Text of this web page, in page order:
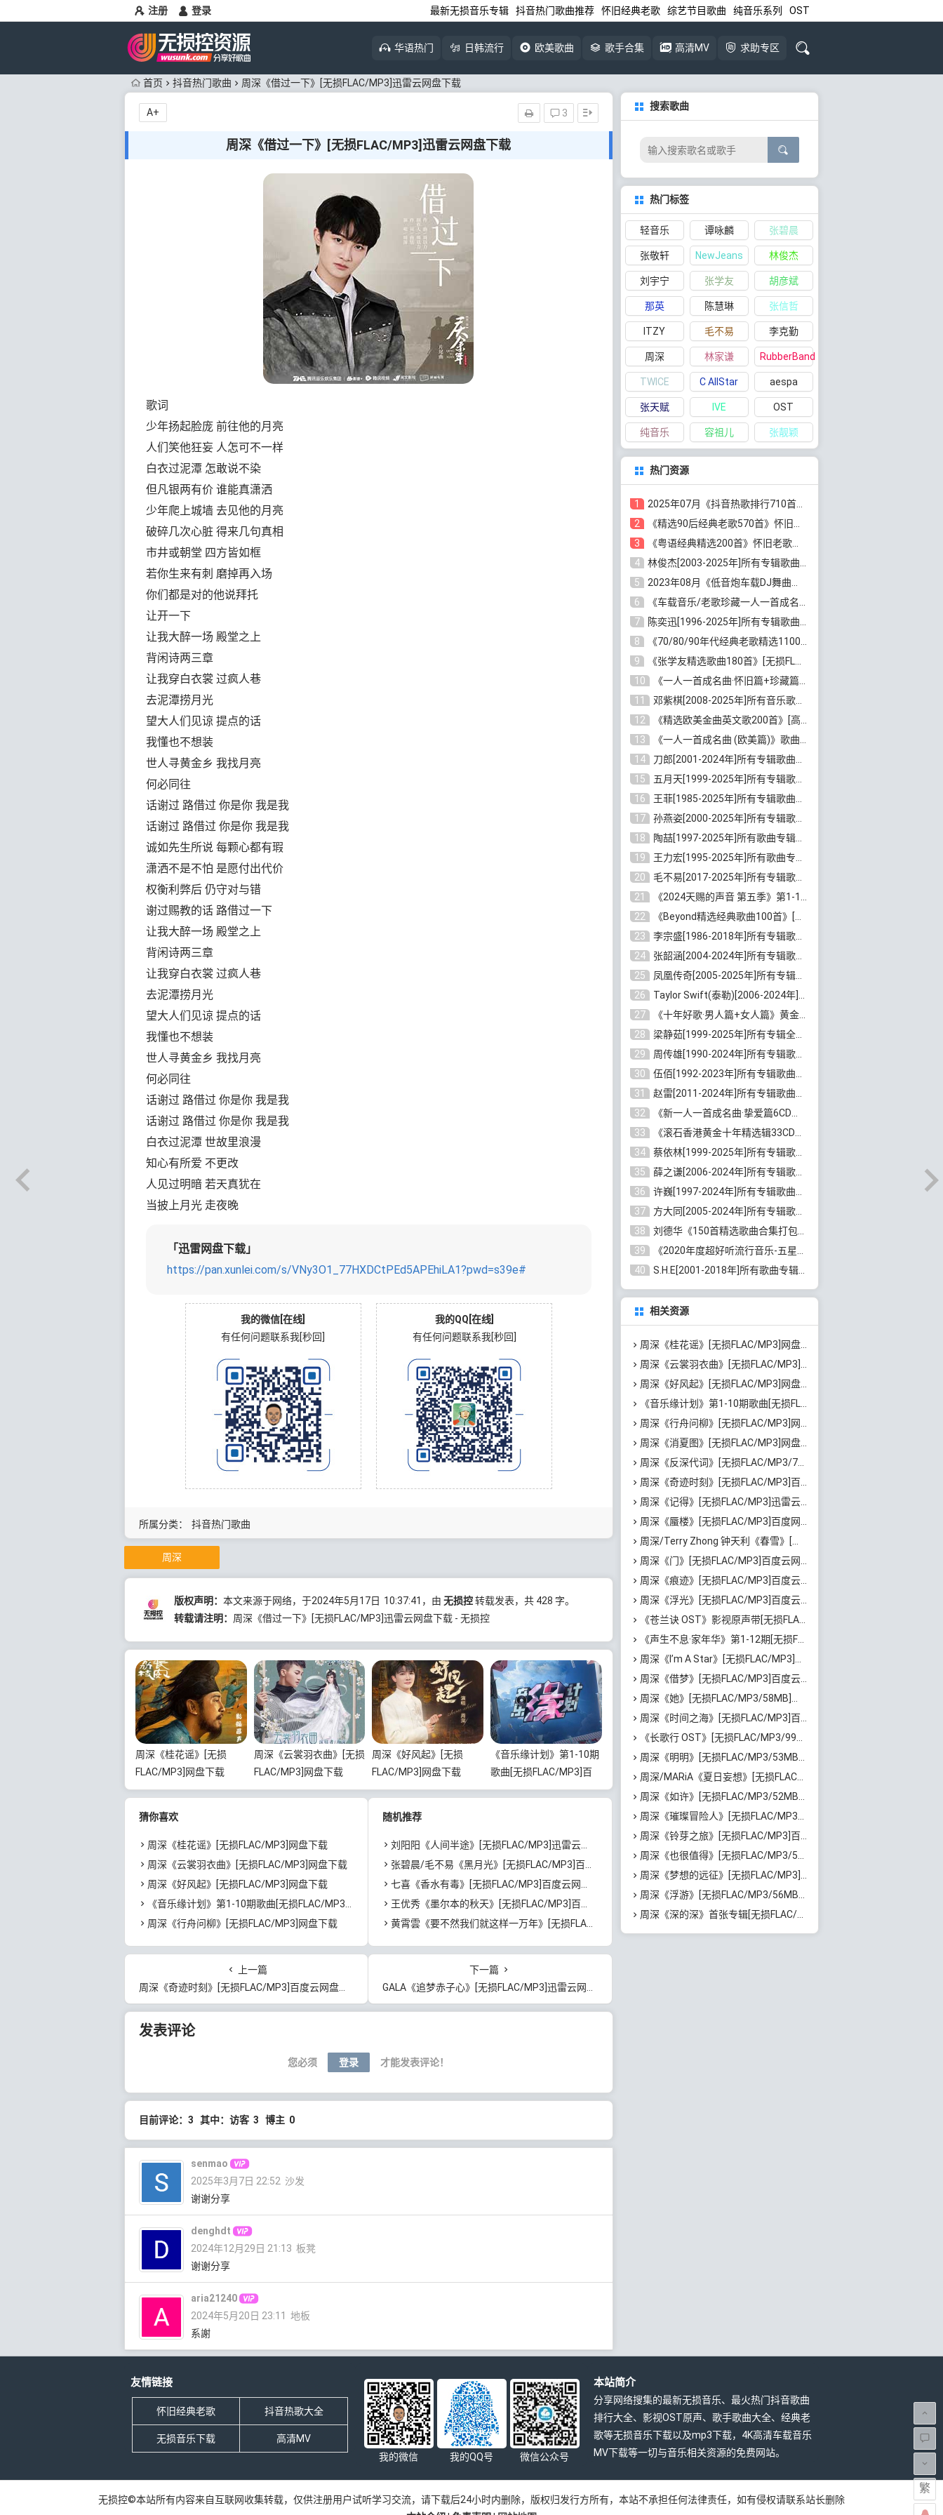
注册 登录 最新无损音乐专辑 抖音热门歌曲推荐 怀旧经典老歌 综艺节目歌曲 纯音乐系列 OST
华语热门 日韩流行 欧美歌曲 歌手合集 高清MV 求助专区
首页 抖音热门歌曲 周深《借过一下》[无损FLAC/MP3]迅雷云网盘下载
周深《借过一下》[无损FLAC/MP3]迅雷云网盘下载
3
A+
所属分类： 抖音热门歌曲
歌词
少年扬起脸庞 前往他的月亮
人们笑他狂妄 人怎可不一样
白衣过泥潭 怎敢说不染
但凡银两有价 谁能真潇洒
少年爬上城墙 去见他的月亮
破碎几次心脏 得来几句真相
市井或朝堂 四方皆如框
若你生来有刺 磨掉再入场
你们都是对的他说拜托
让开一下
让我大醉一场 殿堂之上
背闲诗两三章
让我穿白衣裳 过疯人巷
去泥潭捞月光
望大人们见谅 提点的话
我懂也不想装
世人寻黄金乡 我找月亮
何必同往
话谢过 路借过 你是你 我是我
话谢过 路借过 你是你 我是我
诚如先生所说 每颗心都有瑕
潇洒不是不怕 是愿付出代价
权衡利弊后 仍守对与错
谢过赐教的话 路借过一下
让我大醉一场 殿堂之上
背闲诗两三章
让我穿白衣裳 过疯人巷
去泥潭捞月光
望大人们见谅 提点的话
我懂也不想装
世人寻黄金乡 我找月亮
何必同往
话谢过 路借过 你是你 我是我
话谢过 路借过 你是你 我是我
白衣过泥潭 世故里浪漫
知心有所爱 不更改
人见过明暗 若天真犹在
当披上月光 走夜晚
「迅雷网盘下载」
https://pan.xunlei.com/s/VNy3O1_77HXDCtPEd5APEhiLA1?pwd=s39e#
我的微信[在线]
有任何问题联系我[秒回]
我的QQ[在线]
有任何问题联系我[秒回]
周深
版权声明： 本文来源于网络，于2024年5月17日 10:37:41 ，由 无损控转载发表，共 428 字。
转载请注明： 周深《借过一下》[无损FLAC/MP3]迅雷云网盘下载 - 无损控
周深《桂花谣》[无损
FLAC/MP3]网盘下载
周深《云裳羽衣曲》[无损
FLAC/MP3]网盘下载
周深《好风起》[无损
FLAC/MP3]网盘下载
《音乐缘计划》第1-10期
歌曲[无损FLAC/MP3]百
度云网盘下载
猜你喜欢
周深《桂花谣》[无损FLAC/MP3]网盘下载
周深《云裳羽衣曲》[无损FLAC/MP3]网盘下载
周深《好风起》[无损FLAC/MP3]网盘下载
《音乐缘计划》第1-10期歌曲[无损FLAC/MP3]百度云网盘下载
周深《行舟问柳》[无损FLAC/MP3]网盘下载
随机推荐
刘阳阳《人间半途》[无损FLAC/MP3]迅雷云网盘下载
张碧晨/毛不易《黑月光》[无损FLAC/MP3]百度云网盘下载
七喜《香水有毒》[无损FLAC/MP3]百度云网盘下载
王优秀《墨尔本的秋天》[无损FLAC/MP3]百度云网盘下载
黄霄雲《要不然我们就这样一万年》[无损FLAC/MP3]百度云网盘下载
上一篇
周深《奇迹时刻》[无损FLAC/MP3]百度云网盘下载
下一篇
GALA《追梦赤子心》[无损FLAC/MP3]迅雷云网盘下载
发表评论
您必须 登录 才能发表评论！
目前评论：3 其中：访客 3 博主 0
senmao
2025年3月7日 22:52 沙发
谢谢分享
denghdt
2024年12月29日 21:13 板凳
谢谢分享
aria21240
2024年5月20日 23:11
地板
系謝
搜索歌曲
热门标签
轻音乐 谭咏麟 张碧晨
张敬轩 NewJeans 林俊杰
刘宇宁 张学友 胡彦斌
那英 陈慧琳 张信哲
ITZY 毛不易 李克勤
周深 林家谦 RubberBand
TWICE C AllStar aespa
张天赋 IVE OST
纯音乐 容祖儿 张靓颖
热门资源
1
2025年07月《抖音热歌排行710首》最火热门歌曲整理[高品质MP3/320K/5.35GB]百度云网盘下载
2
《精选90后经典老歌570首》怀旧歌曲合集[高品质MP3/320K/5.44GB]百度云网盘下载
3
《粤语经典精选200首》怀旧老歌大全[无损FLAC/MP3/6.77GB]百度云网盘下载
4
林俊杰[2003-2025年]所有专辑歌曲全集[无损FLAC/MP3/13.05GB]百度云网盘下载
5
2023年08月《低音炮车载DJ舞曲排行360首》劲爆歌曲合集[高品质MP3/320K/2.86GB]百度云网盘下载
6
《车载音乐/老歌珍藏一人一首成名曲12CD》[无损WAV分轨+MP3/6.79GB]百度云网盘下载
7
陈奕迅[1996-2025年]所有专辑歌曲合集[无损FLAC/MP3/48.18GB]百度云网盘下载
8
《70/80/90年代经典老歌精选1100首》[高品质MP3/320K/10GB]百度云网盘下载
9
《张学友精选歌曲180首》[无损FLAC/MP3/6.26GB]百度云网盘下载
10
《一人一首成名曲·怀旧篇+珍藏篇4CD》[无损WAV/DTS+高品质MP3/6.88GB]百度云网盘下载
11
邓紫棋[2008-2025年]所有音乐歌曲合集[无损FLAC/MP3/8.99GB]百度云网盘下载
12
《精选欧美金曲英文歌200首》[高品质MP3/320K/1.81GB]百度云网盘下载
13
《一人一首成名曲 (欧美篇)》歌曲合集打包[无损WAV/MP3/6.13GB]百度云网盘下载
14
刀郎[2001-2024年]所有专辑歌曲合集打包[无损FLAC/MP3/8.91GB]百度云网盘下载
15
五月天[1999-2025年]所有专辑歌曲合集打包[无损FLAC/MP3/23.84GB]百度云网盘下载
16
王菲[1985-2025年]所有专辑歌曲合集[无损FLAC/WAV/APE分轨+MP3/23.06GB]百度云网盘下载
17
孙燕姿[2000-2025年]所有专辑歌曲合集[无损FLAC/MP3/9.73GB]百度云网盘下载
18
陶喆[1997-2025年]所有歌曲专辑合集[无损FLAC/MP3/7.75GB]百度云网盘下载
19
王力宏[1995-2025年]所有歌曲专辑合集[无损FLAC/MP3/14.41GB]百度云网盘下载
20
毛不易[2017-2025年]所有专辑歌曲合集[无损FLAC/MP3/5.72GB]百度云网盘下载
21
《2024天赐的声音 第五季》第1-12期歌曲[无损FLAC/MP3]百度云网盘下载
22
《Beyond精选经典歌曲100首》[无损FLAC/MP3/3.85GB]百度云网盘下载
23
李宗盛[1986-2018年]所有专辑歌曲合集打包[无损FLAC/MP3/8.82GB]百度云网盘下载
24
张韶涵[2004-2024年]所有专辑歌曲合集 [无损MP3/FLAC/6.92GB]百度云网盘下载
25
凤凰传奇[2005-2025年]所有专辑歌曲合集[无损WAV/FLAC+MP3/11.62GB]百度云网盘下载
26
Taylor Swift(泰勒)[2006-2024年]所有歌曲合集打包[无损FLAC/MP3/23.58GB]百度云网盘下载
27
《十年好歌·男人篇+女人篇》黄金国语珍藏6CD[无损WAV/MP3/4.09GB]百度云网盘下载
28
梁静茹[1999-2025年]所有专辑全部歌曲打包[无损FLAC/MP3/10.71GB]百度云网盘下载
29
周传雄[1990-2024年]所有专辑歌曲全集[无损FLAC/MP3/10GB]百度云网盘下载
30
伍佰[1992-2023年]所有专辑歌曲合集[高品质MP3/320K/3.92GB]百度云网盘下载
31
赵雷[2011-2024年]所有专辑歌曲打包[无损FLAC/MP3/2.64GB]百度云网盘下载
32
《新一人一首成名曲·挚爱篇6CD》[无损MP3/DTS/WAV分轨/4.43GB]百度云网盘下载
33
《滚石香港黄金十年精选辑33CD》[无损APE/WAV分轨/13.6GB]百度云网盘下载
34
蔡依林[1999-2025年]所有专辑歌曲合集[无损FLAC/MP3/23.32GB]百度云网盘下载
35
薛之谦[2006-2024年]所有专辑歌曲合集[无损FLAC/MP3/5.20GB]百度云网盘下载
36
许巍[1997-2024年]所有专辑歌曲合集打包[无损FLAC/MP3/5.62GB]百度云网盘下载
37
方大同[2005-2024年]所有专辑歌曲合集[高品质MP3+无损FLAC/7.59GB]百度云网盘下载
38
刘德华《150首精选歌曲合集打包》[无损FLAC/MP3/5.26GB]百度云网盘下载
39
《2020年度超好听流行音乐-五星珍藏版10CD》[无损WAV/MP3/6.77GB]百度云网盘下载
40
S.H.E[2001-2018年]所有歌曲专辑打包[无损FLAC/MP3/16.05GB]百度云网盘下载
相关资源
周深《桂花谣》[无损FLAC/MP3]网盘下载
周深《云裳羽衣曲》[无损FLAC/MP3]网盘下载
周深《好风起》[无损FLAC/MP3]网盘下载
《音乐缘计划》第1-10期歌曲[无损FLAC/MP3]百度云网盘下载
周深《行舟问柳》[无损FLAC/MP3]网盘下载
周深《消夏图》[无损FLAC/MP3]网盘下载
周深《反深代词》[无损FLAC/MP3/757MB]迅雷云网盘下载
周深《奇迹时刻》[无损FLAC/MP3]百度云网盘下载
周深《记得》[无损FLAC/MP3]迅雷云网盘下载
周深《蜃楼》[无损FLAC/MP3]百度网盘下载
周深/Terry Zhong 钟天利《春雪》[无损FLAC/MP3]百度云网盘下载
周深《门》[无损FLAC/MP3]百度云网盘下载
周深《痕迹》[无损FLAC/MP3]百度云网盘下载
周深《浮光》[无损FLAC/MP3]百度云网盘下载
《苍兰诀 OST》影视原声带[无损FLAC/MP3/668MB]百度云网盘下载
《声生不息·家年华》第1-12期[无损FLAC/MP3]百度云网盘下载
周深《I’m A Star》[无损FLAC/MP3]迅雷云网盘下载
周深《借梦》[无损FLAC/MP3]百度云网盘下载
周深《她》[无损FLAC/MP3/58MB]百度云网盘下载
周深《时间之海》[无损FLAC/MP3]百度云网盘下载
《长歌行 OST》[无损FLAC/MP3/991MB]百度云网盘下载
周深《明明》[无损FLAC/MP3/53MB]百度云网盘下载
周深/MARiA《夏日妄想》[无损FLAC/MP3]百度云网盘下载
周深《如许》[无损FLAC/MP3/52MB]百度云网盘下载
周深《璀璨冒险人》[无损FLAC/MP3/40MB]百度云网盘下载
周深《铃芽之旅》[无损FLAC/MP3]百度云网盘下载
周深《也很值得》[无损FLAC/MP3/57MB]百度云网盘下载
周深《梦想的远征》[无损FLAC/MP3]百度云网盘下载
周深《浮游》[无损FLAC/MP3/56MB]百度云网盘下载
周深《深的深》首张专辑[无损FLAC/MP3/401MB]百度云网盘下载
友情链接
怀旧经典老歌 抖音热歌大全
无损音乐下载
高清MV
我的微信
我的QQ号 微信公众号
本站简介
分享网络搜集的最新无损音乐、最火热门抖音歌曲
排行大全、影视OST原声、歌手歌曲大全、经典老
歌等无损音乐下载以及mp3下载，4K高清车载音乐
MV下载等一切与音乐相关资源的免费网站。
无损控©本站所有内容来自互联网收集转载，仅供注册用户试听学习交流，请下载后24小时内删除，版权归发行方所有，本站不承担任何法律责任，如有侵权请联系站长删除
繁